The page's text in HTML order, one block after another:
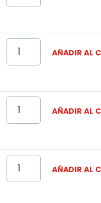
AÑADIR AL
AÑADIR AL
AÑADIR AL